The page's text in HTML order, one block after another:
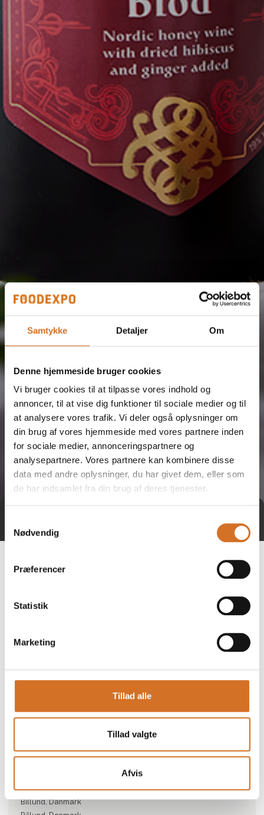
Samtykke Detaljer Om
Denne hjemmeside bruger cookies
Vi bruger cookies til at tilpasse vores indhold og
annoncer, til at vise dig funktioner til sociale medier og til
at analysere vores trafik. Vi deler også oplysninger om
din brug af vores hjemmeside med vores partnere inden
for sociale medier, annonceringspartnere og
analysepartnere. Vores partnere kan kombinere disse
data med andre oplysninger, du har givet dem, eller som
de har indsamlet fra din brug af deres tjenester.
Nødvendig
Præferencer
Statistik
Marketing
Tillad alle
Tillad valgte
Afvis
Billund, Danmark